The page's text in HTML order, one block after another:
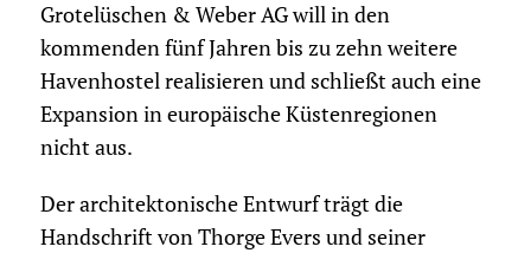
Grotelüschen & Weber AG will in den
kommenden fünf Jahren bis zu zehn weitere
Havenhostel realisieren und schließt auch eine
Expansion in europäische Küstenregionen
nicht aus.
Der architektonische Entwurf trägt die
Handschrift von Thorge Evers und seiner